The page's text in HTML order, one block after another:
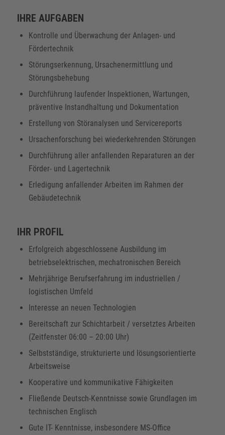
IHRE AUFGABEN
Kontrolle und Überwachung der Anlagen- und
Fördertechnik
Störungserkennung, Ursachenermittlung und
Störungsbehebung
Durchführung laufender Inspektionen, Wartungen,
präventive Instandhaltung und Dokumentation
Erstellung von Störanalysen und Servicereports
Ursachenforschung bei wiederkehrenden Störungen
Durchführung aller anfallenden Reparaturen an der
Förder- und Lagertechnik
Erledigung anfallender Arbeiten im Rahmen der
Gebäudetechnik
IHR PROFIL
Erfolgreich abgeschlossene Ausbildung im
betriebselektrischen, mechatronischen Bereich
Mehrjährige Berufserfahrung im industriellen /
logistischen Umfeld
Interesse an neuen Technologien
Bereitschaft zur Schichtarbeit / versetztes Arbeiten
(Zeitfenster 06:00 – 20:00 Uhr)
Selbstständige, strukturierte und lösungsorientierte
Arbeitsweise
Kooperative und kommunikative Fähigkeiten
Fließende Deutsch-Kenntnisse sowie Grundlagen im
technischen Englisch
Gute IT- Kenntnisse, insbesondere MS-Office